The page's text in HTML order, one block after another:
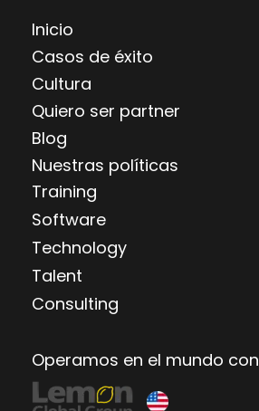
Inicio
Casos de éxito
Cultura
Quiero ser partner
Blog
Nuestras políticas
Training
Software
Technology
Talent
Consulting
Operamos en el mundo con